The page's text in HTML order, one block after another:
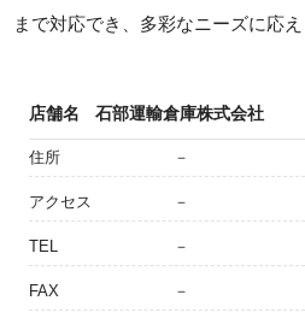
まで対応でき、多彩なニーズに応え
店舗名 石部運輸倉庫株式会社
住所 －
アクセス －
TEL －
FAX －